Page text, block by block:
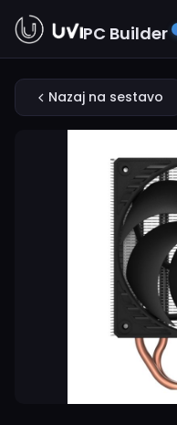
PC Builder
Nazaj na sestavo